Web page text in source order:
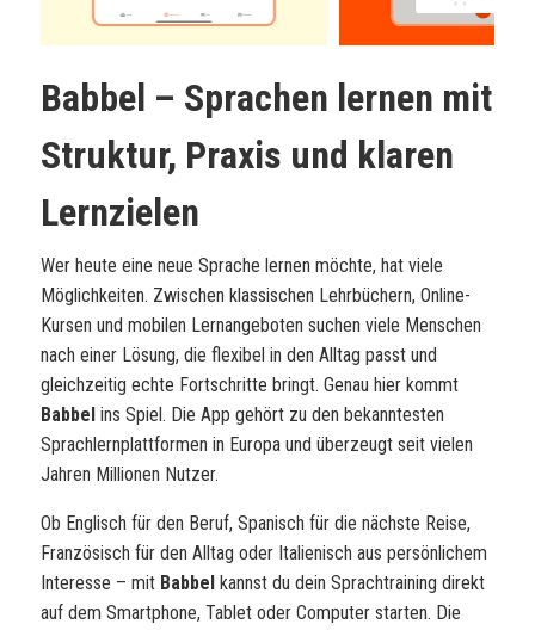
Babbel – Sprachen lernen mit
Struktur, Praxis und klaren
Lernzielen
Wer heute eine neue Sprache lernen möchte, hat viele
Möglichkeiten. Zwischen klassischen Lehrbüchern, Online-
Kursen und mobilen Lernangeboten suchen viele Menschen
nach einer Lösung, die flexibel in den Alltag passt und
gleichzeitig echte Fortschritte bringt. Genau hier kommt
Babbel ins Spiel. Die App gehört zu den bekanntesten
Sprachlernplattformen in Europa und überzeugt seit vielen
Jahren Millionen Nutzer.
Ob Englisch für den Beruf, Spanisch für die nächste Reise,
Französisch für den Alltag oder Italienisch aus persönlichem
Interesse – mit Babbel kannst du dein Sprachtraining direkt
auf dem Smartphone, Tablet oder Computer starten. Die